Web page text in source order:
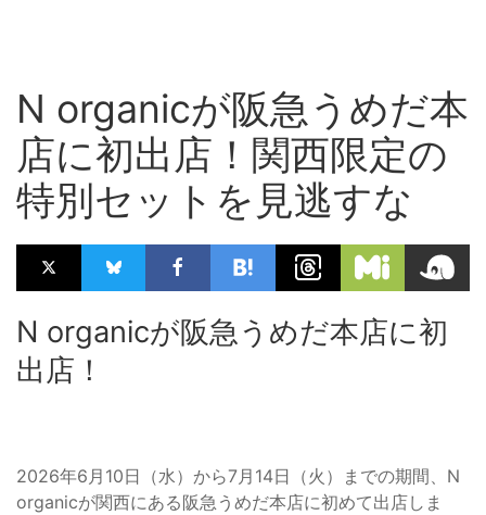
N organicが阪急うめだ本
店に初出店！関西限定の
特別セットを見逃すな
N organicが阪急うめだ本店に初
出店！
2026年6月10日（水）から7月14日（火）までの期間、N
organicが関西にある阪急うめだ本店に初めて出店しま